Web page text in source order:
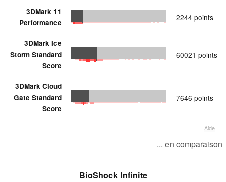
3DMark 11
Performance
2244 points
3DMark Ice
Storm Standard
Score
60021 points
3DMark Cloud
Gate Standard
Score
7646 points
Aide
... en comparaison
BioShock Infinite